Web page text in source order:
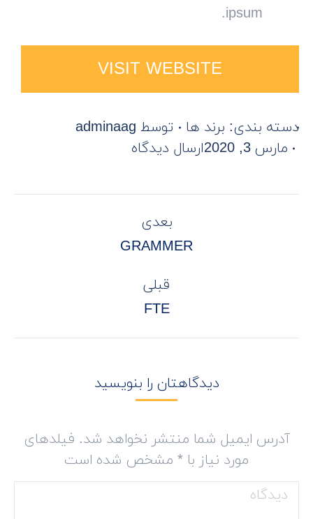
ipsum.
VISIT WEBSITE
دسته بندی: برند ها توسط adminaag
مارس 3, 2020
ارسال دیدگاه
قبلی
PreviousFTE
بعدی
Next
GRAMMER
دیدگاهتان را بنویسید
آدرس ایمیل شما منتشر نخواهد شد. فیلدهای
مورد نیاز با * مشخص شده است
دیدگاه